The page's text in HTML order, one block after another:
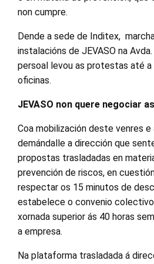
non cumpre.
Dende a sede de Inditex,
instalacións de JEVASO na
persoal levou as protestas até a
oficinas.
JEVASO non quere negociar
Coa mobilización deste venres e
demándalle a dirección que
propostas trasladadas en
prevención de riscos, en
respectar os 15 minutos de
estabelece o convenio colectivo
xornada superior ás 40 horas
a empresa.
Na plataforma trasladada á